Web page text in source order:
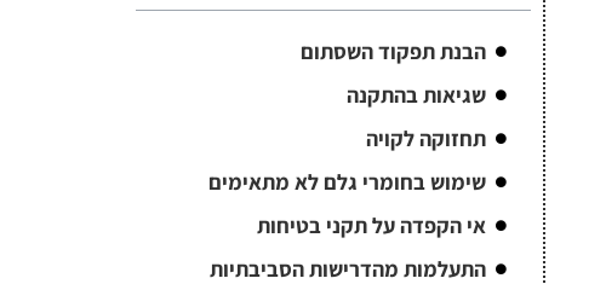
הבנת תפקוד השסתום
שגיאות בהתקנה
תחזוקה לקויה
שימוש בחומרי גלם לא מתאימים
אי הקפדה על תקני בטיחות
התעלמות מהדרישות הסביבתיות